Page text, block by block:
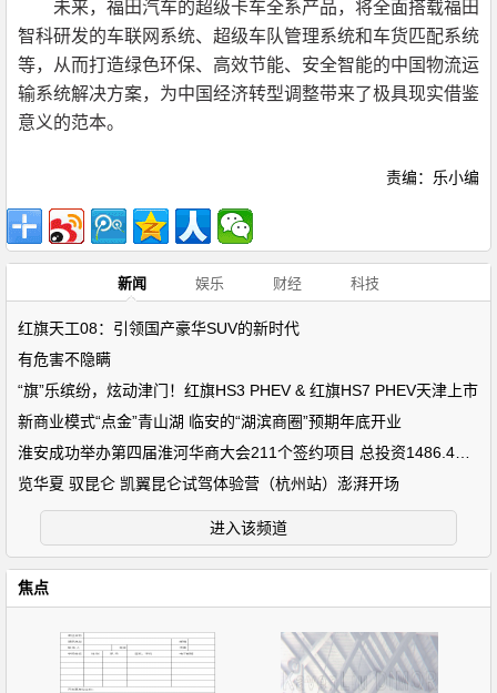
未来，福田汽车的超级卡车全系产品，将全面搭载福田
智科研发的车联网系统、超级车队管理系统和车货匹配系统
等，从而打造绿色环保、高效节能、安全智能的中国物流运
输系统解决方案，为中国经济转型调整带来了极具现实借鉴
意义的范本。
责编：乐小编
新闻 娱乐 财经 科技
红旗天工08：引领国产豪华SUV的新时代
有危害不隐瞒
“旗”乐缤纷，炫动津门！红旗HS3 PHEV & 红旗HS7 PHEV天津上市
新商业模式“点金”青山湖 临安的“湖滨商圈”预期年底开业
览华夏 驭昆仑 凯翼昆仑试驾体验营（杭州站）澎湃开场
进入该频道
焦点